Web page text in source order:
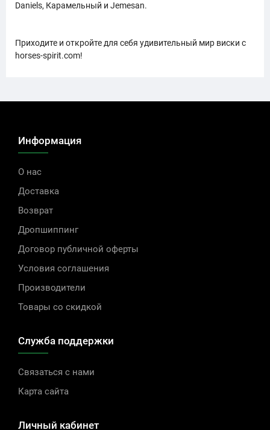
Daniels, Карамельный и Jemesan.
Приходите и откройте для себя удивительный мир виски с
horses-spirit.com!
Информация
О нас
Доставка
Возврат
Дропшиппинг
Договор публичной оферты
Условия соглашения
Производители
Товары со скидкой
Служба поддержки
Связаться с нами
Карта сайта
Личный кабинет